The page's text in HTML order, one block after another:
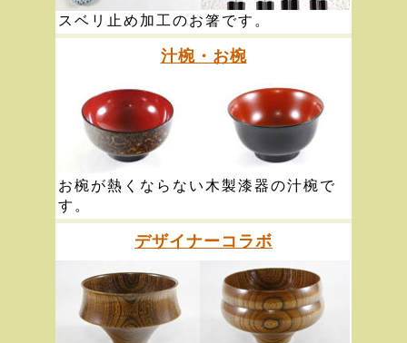
スベリ止め加工のお箸です。
汁椀・お椀
お椀が熱くならない木製漆器の汁椀で
す。
デザイナーコラボ